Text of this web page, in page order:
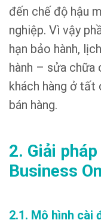
đến chế độ hậu
nghiệp. Vì vậy
hạn bảo hành,
hành – sửa
khách hàng ở
bán hàng.
2. Giải
Business
2.1. Mô hình cài